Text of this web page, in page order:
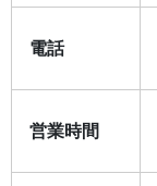
電話
営業時間